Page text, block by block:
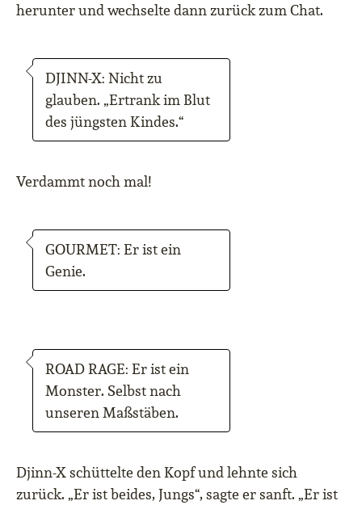
herunter und wechselte dann zurück zum Chat.
DJINN-X: Nicht zu
glauben. „Ertrank im Blut
des jüngsten Kindes.“
Verdammt noch mal!
GOURMET: Er ist ein
Genie.
ROAD RAGE: Er ist ein
Monster. Selbst nach
unseren Maßstäben.
Djinn-X schüttelte den Kopf und lehnte sich
zurück. „Er ist beides, Jungs“, sagte er sanft. „Er ist